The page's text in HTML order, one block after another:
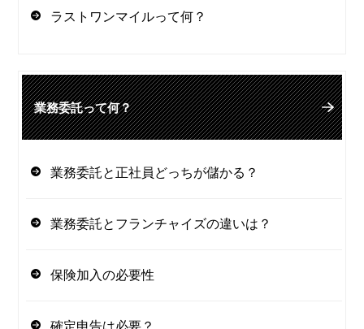
ラストワンマイルって何？
業務委託って何？
業務委託と正社員どっちが儲かる？
業務委託とフランチャイズの違いは？
保険加入の必要性
確定申告は必要？